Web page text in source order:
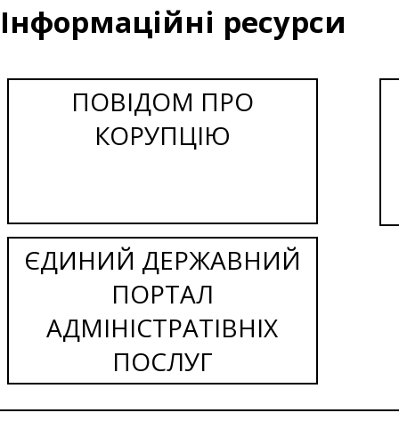
Інформаційні ресурси
ПОВІДОМ ПРО
КОРУПЦІЮ
ЄДИНИЙ ДЕРЖАВНИЙ
ПОРТАЛ
АДМІНІСТРАТІВНІХ
ПОСЛУГ